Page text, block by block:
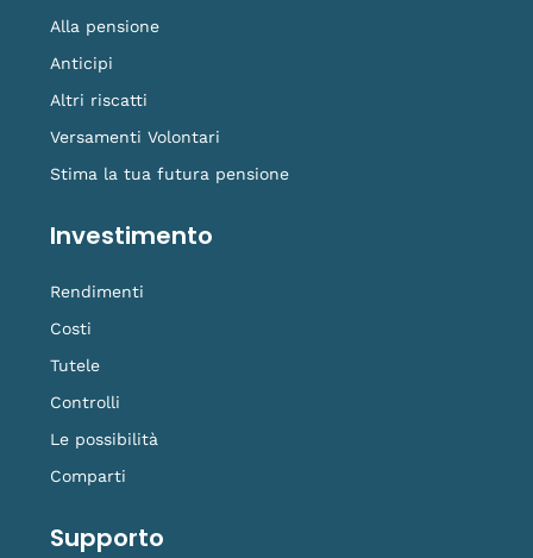
Alla pensione
Anticipi
Altri riscatti
Versamenti Volontari
Stima la tua futura pensione
Investimento
Rendimenti
Costi
Tutele
Controlli
Le possibilità
Comparti
Supporto